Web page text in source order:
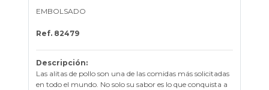
EMBOLSADO
Ref. 82479
Descripción:
Las alitas de pollo son una de las comidas más solicitadas
en todo el mundo. No solo su sabor es lo que conquista a